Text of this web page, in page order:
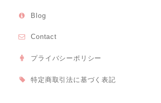
Blog
Contact
プライバシーポリシー
特定商取引法に基づく表記